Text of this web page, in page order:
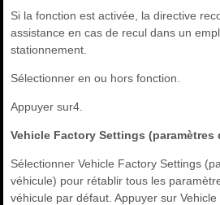
Si la fonction est activée, la directive
assistance en cas de recul dans un
stationnement.
Sélectionner en ou hors fonction.
Appuyer sur4.
Vehicle Factory Settings
Sélectionner Vehicle Factory Settings
véhicule) pour rétablir tous les
véhicule par défaut. Appuyer sur